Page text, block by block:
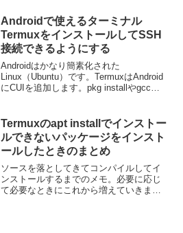
Androidで使えるターミナル
TermuxをインストールしてSSH
接続できるようにする
Androidはかなり簡素化された
Linux（Ubuntu）です。TermuxはAndroid
にCUIを追加します。pkg installやgcc、
がら操...
Termuxのapt installでインストー
ルできないパッケージをインスト
ールしたときのまとめ
ソースを落としてきてコンパイルしてイ
ンストールするまでのメモ。必要に応じ
て必要なときにこれから増えていきま